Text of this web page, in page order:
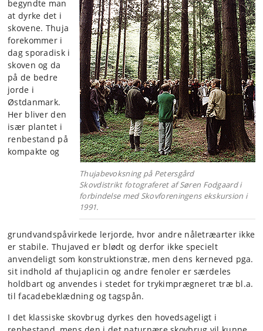
Thujabevoksning på Petersgård
Skovdistrikt fotograferet af Søren Fodgaard i
forbindelse med Skovforeningens ekskursion i
1991.
begyndte man
at dyrke det i
skovene. Thuja
forekommer i
dag sporadisk i
skoven og da
på de bedre
jorde i
Østdanmark.
Her bliver den
især plantet i
renbestand på
kompakte og
grundvandspåvirkede lerjorde, hvor andre nåletræarter ikke
er stabile. Thujaved er blødt og derfor ikke specielt
anvendeligt som konstruktionstræ, men dens kerneved pga.
sit indhold af thujaplicin og andre fenoler er særdeles
holdbart og anvendes i stedet for trykimprægneret træ bl.a.
til facadebeklædning og tagspån.
I det klassiske skovbrug dyrkes den hovedsageligt i